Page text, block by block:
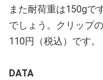
また耐荷重は150gで
でしょう。クリップ
110円（税込）です。
DATA